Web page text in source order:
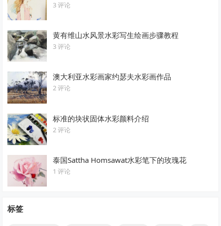
3 评论
黄有维山水风景水彩写生绘画步骤教程
3 评论
澳大利亚水彩画家约瑟夫水彩画作品
2 评论
标准的块状固体水彩颜料介绍
2 评论
泰国Sattha Homsawat水彩笔下的玫瑰花
1 评论
标签